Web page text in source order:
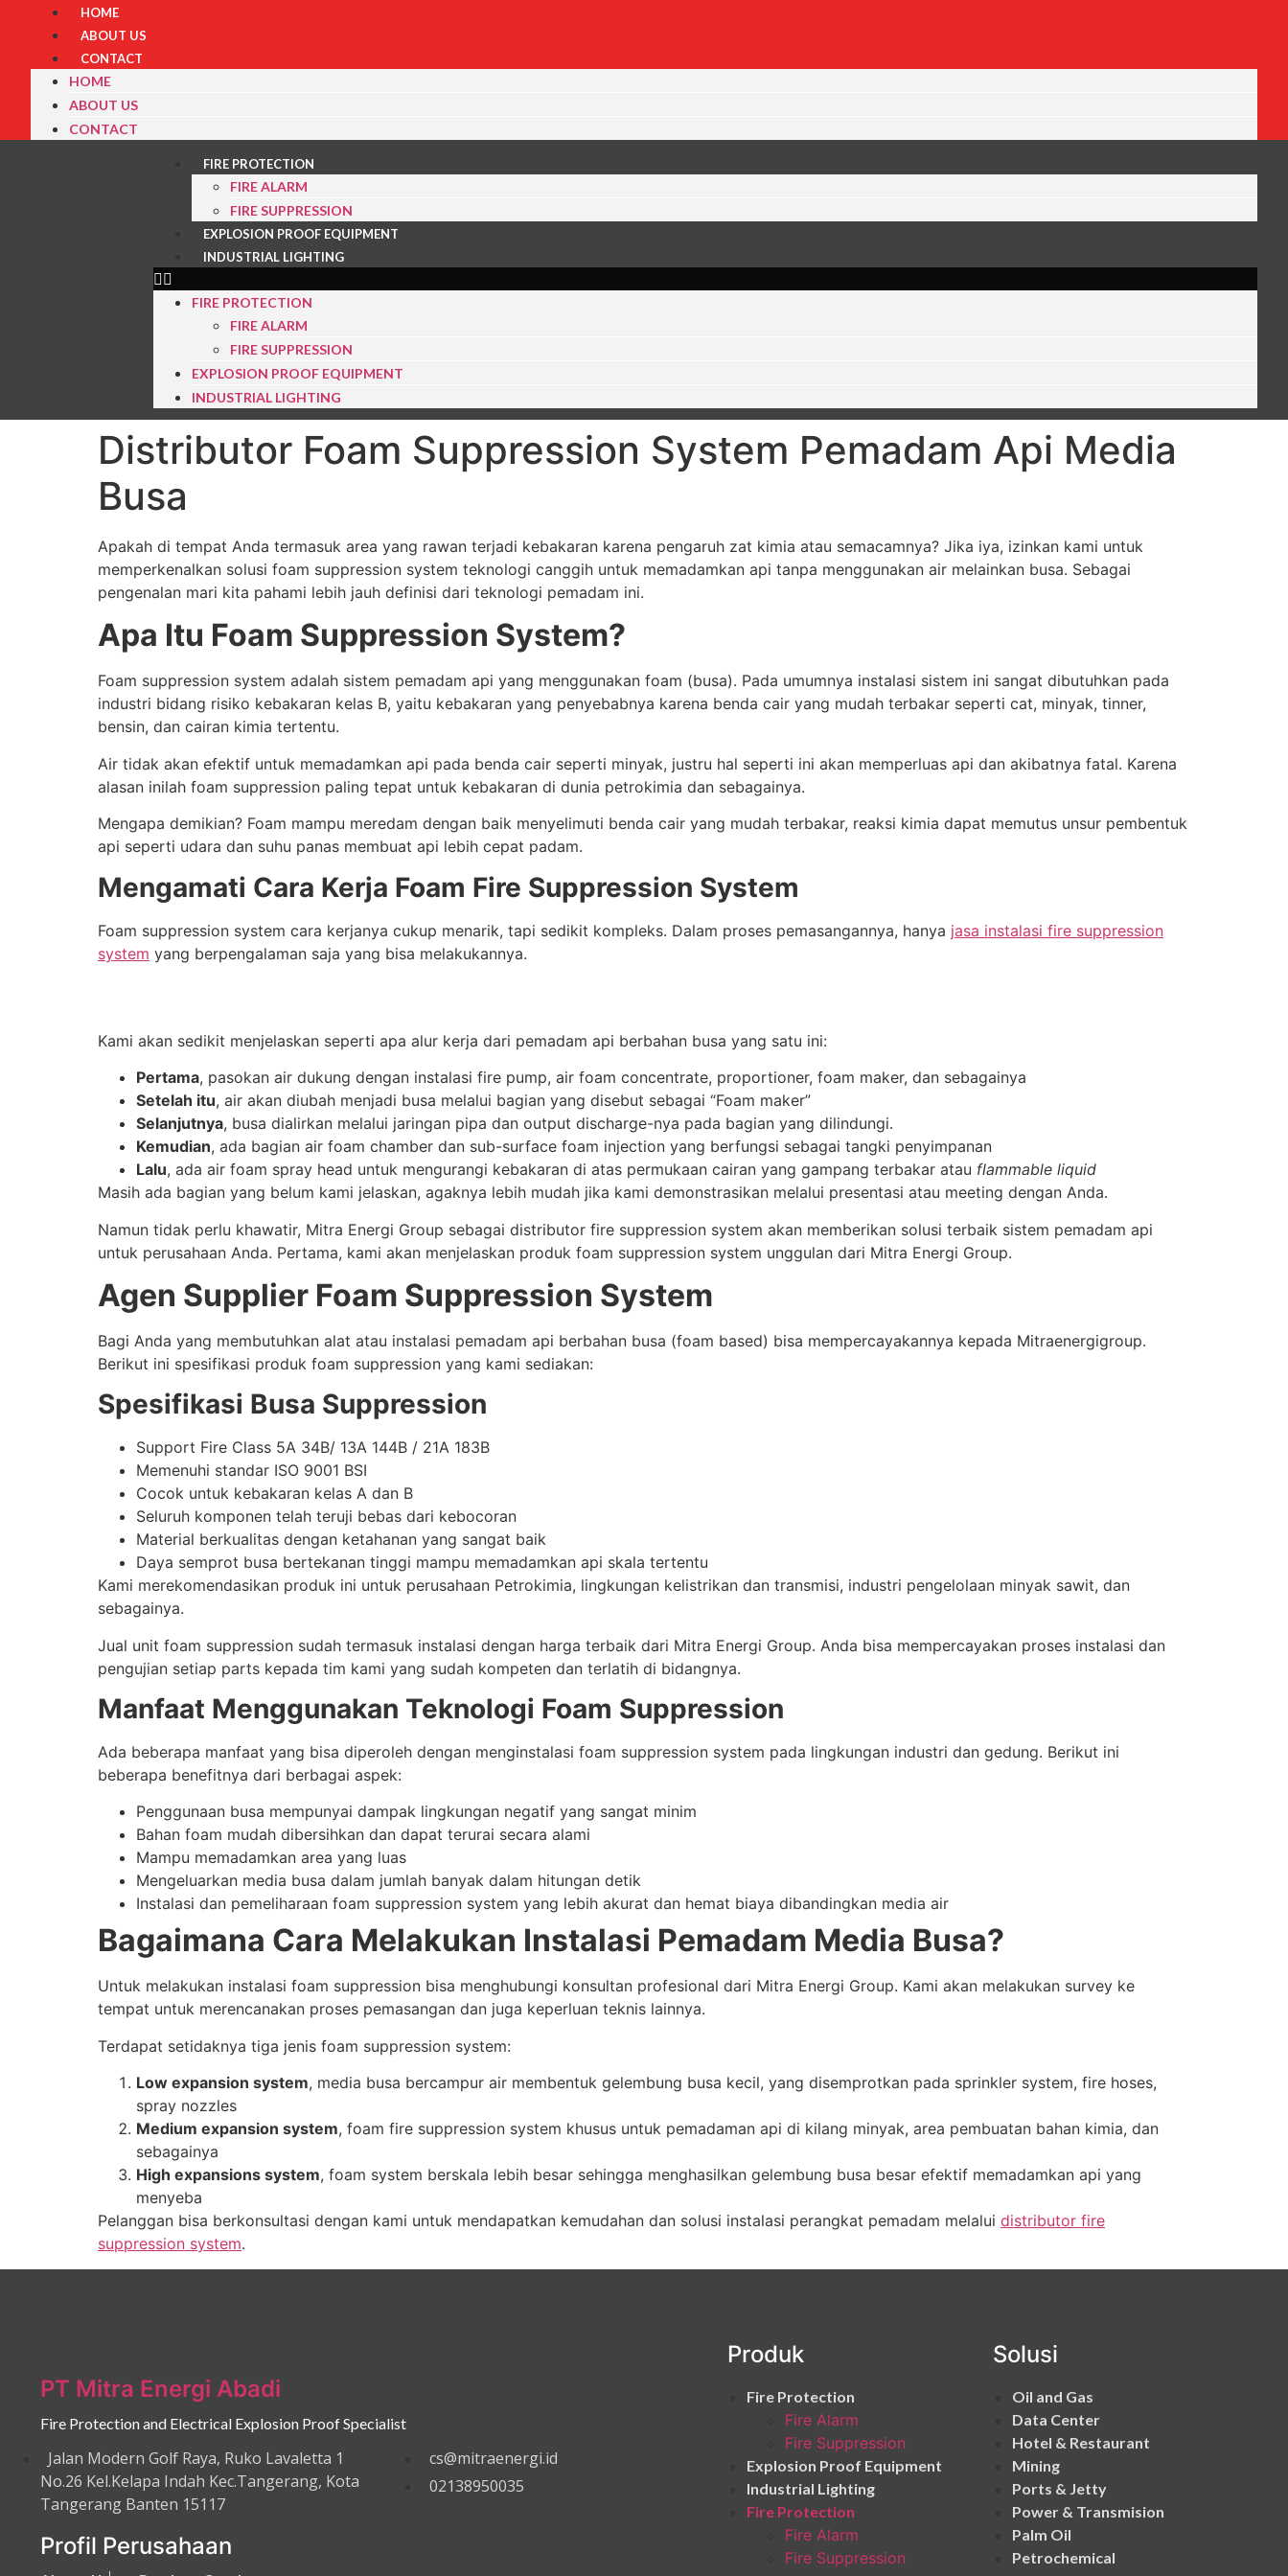
HOME
ABOUT US
CONTACT
HOME
ABOUT US
CONTACT
FIRE PROTECTION
FIRE ALARM
FIRE SUPPRESSION
EXPLOSION PROOF EQUIPMENT
INDUSTRIAL LIGHTING
FIRE PROTECTION
FIRE ALARM
FIRE SUPPRESSION
EXPLOSION PROOF EQUIPMENT
INDUSTRIAL LIGHTING
Distributor Foam Suppression System Pemadam Api Media
Busa
Apakah di tempat Anda termasuk area yang rawan terjadi kebakaran karena pengaruh zat kimia atau semacamnya? Jika iya, izinkan kami untuk
memperkenalkan solusi foam suppression system teknologi canggih untuk memadamkan api tanpa menggunakan air melainkan busa. Sebagai
pengenalan mari kita pahami lebih jauh definisi dari teknologi pemadam ini.
Apa Itu Foam Suppression System?
Foam suppression system adalah sistem pemadam api yang menggunakan foam (busa). Pada umumnya instalasi sistem ini sangat dibutuhkan pada
industri bidang risiko kebakaran kelas B, yaitu kebakaran yang penyebabnya karena benda cair yang mudah terbakar seperti cat, minyak, tinner,
bensin, dan cairan kimia tertentu.
Air tidak akan efektif untuk memadamkan api pada benda cair seperti minyak, justru hal seperti ini akan memperluas api dan akibatnya fatal. Karena
alasan inilah foam suppression paling tepat untuk kebakaran di dunia petrokimia dan sebagainya.
Mengapa demikian? Foam mampu meredam dengan baik menyelimuti benda cair yang mudah terbakar, reaksi kimia dapat memutus unsur pembentuk
api seperti udara dan suhu panas membuat api lebih cepat padam.
Mengamati Cara Kerja Foam Fire Suppression System
Foam suppression system cara kerjanya cukup menarik, tapi sedikit kompleks. Dalam proses pemasangannya, hanya jasa instalasi fire suppression
system yang berpengalaman saja yang bisa melakukannya.
Kami akan sedikit menjelaskan seperti apa alur kerja dari pemadam api berbahan busa yang satu ini:
Pertama, pasokan air dukung dengan instalasi fire pump, air foam concentrate, proportioner, foam maker, dan sebagainya
Setelah itu, air akan diubah menjadi busa melalui bagian yang disebut sebagai “Foam maker”
Selanjutnya, busa dialirkan melalui jaringan pipa dan output discharge-nya pada bagian yang dilindungi.
Kemudian, ada bagian air foam chamber dan sub-surface foam injection yang berfungsi sebagai tangki penyimpanan
Lalu, ada air foam spray head untuk mengurangi kebakaran di atas permukaan cairan yang gampang terbakar atau flammable liquid
Masih ada bagian yang belum kami jelaskan, agaknya lebih mudah jika kami demonstrasikan melalui presentasi atau meeting dengan Anda.
Namun tidak perlu khawatir, Mitra Energi Group sebagai distributor fire suppression system akan memberikan solusi terbaik sistem pemadam api
untuk perusahaan Anda. Pertama, kami akan menjelaskan produk foam suppression system unggulan dari Mitra Energi Group.
Agen Supplier Foam Suppression System
Bagi Anda yang membutuhkan alat atau instalasi pemadam api berbahan busa (foam based) bisa mempercayakannya kepada Mitraenergigroup.
Berikut ini spesifikasi produk foam suppression yang kami sediakan:
Spesifikasi Busa Suppression
Support Fire Class 5A 34B/ 13A 144B / 21A 183B
Memenuhi standar ISO 9001 BSI
Cocok untuk kebakaran kelas A dan B
Seluruh komponen telah teruji bebas dari kebocoran
Material berkualitas dengan ketahanan yang sangat baik
Daya semprot busa bertekanan tinggi mampu memadamkan api skala tertentu
Kami merekomendasikan produk ini untuk perusahaan Petrokimia, lingkungan kelistrikan dan transmisi, industri pengelolaan minyak sawit, dan
sebagainya.
Jual unit foam suppression sudah termasuk instalasi dengan harga terbaik dari Mitra Energi Group. Anda bisa mempercayakan proses instalasi dan
pengujian setiap parts kepada tim kami yang sudah kompeten dan terlatih di bidangnya.
Manfaat Menggunakan Teknologi Foam Suppression
Ada beberapa manfaat yang bisa diperoleh dengan menginstalasi foam suppression system pada lingkungan industri dan gedung. Berikut ini
beberapa benefitnya dari berbagai aspek:
Penggunaan busa mempunyai dampak lingkungan negatif yang sangat minim
Bahan foam mudah dibersihkan dan dapat terurai secara alami
Mampu memadamkan area yang luas
Mengeluarkan media busa dalam jumlah banyak dalam hitungan detik
Instalasi dan pemeliharaan foam suppression system yang lebih akurat dan hemat biaya dibandingkan media air
Bagaimana Cara Melakukan Instalasi Pemadam Media Busa?
Untuk melakukan instalasi foam suppression bisa menghubungi konsultan profesional dari Mitra Energi Group. Kami akan melakukan survey ke
tempat untuk merencanakan proses pemasangan dan juga keperluan teknis lainnya.
Terdapat setidaknya tiga jenis foam suppression system:
Low expansion system, media busa bercampur air membentuk gelembung busa kecil, yang disemprotkan pada sprinkler system, fire hoses,
spray nozzles
Medium expansion system, foam fire suppression system khusus untuk pemadaman api di kilang minyak, area pembuatan bahan kimia, dan
sebagainya
High expansions system, foam system berskala lebih besar sehingga menghasilkan gelembung busa besar efektif memadamkan api yang
menyeba
Pelanggan bisa berkonsultasi dengan kami untuk mendapatkan kemudahan dan solusi instalasi perangkat pemadam melalui distributor fire
suppression system.
PT Mitra Energi Abadi
Fire Protection and Electrical Explosion Proof Specialist
Jalan Modern Golf Raya, Ruko Lavaletta 1
No.26 Kel.Kelapa Indah Kec.Tangerang, Kota
Tangerang Banten 15117
cs@mitraenergi.id
02138950035
Profil Perusahaan
Produk
Fire Protection
Fire Alarm
Fire Suppression
Explosion Proof Equipment
Industrial Lighting
Fire Protection
Fire Alarm
Fire Suppression
Solusi
Oil and Gas
Data Center
Hotel & Restaurant
Mining
Ports & Jetty
Power & Transmision
Palm Oil
Petrochemical